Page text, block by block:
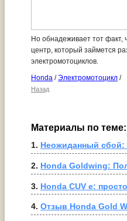
Но обнадеживает тот факт,
центр, который займется
электромотоциклов.
Honda /Электромотоцикл /
Назад
Материалы по теме:
1. Неожиданный сбой:
2. Honda Goldwing:
3. Honda CUV e:
4. Отзыв Honda Gold